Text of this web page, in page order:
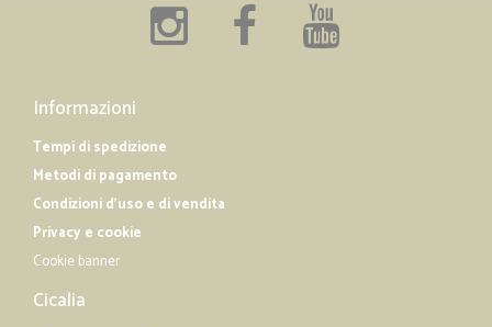
Informazioni
Tempi di spedizione
Metodi di pagamento
Condizioni d'uso e di vendita
Privacy e cookie
Cookie banner
Cicalia